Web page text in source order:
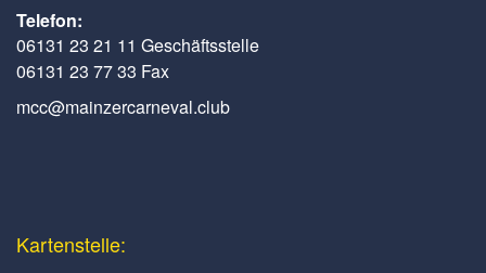
Telefon:
06131 23 21 11 Geschäftsstelle
06131 23 77 33 Fax
mcc@mainzercarneval.club
Kartenstelle: